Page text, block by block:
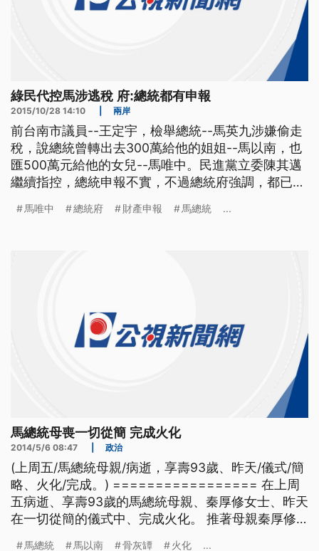
綠民代控馬涉逃稅 府:總統都有申報
2015/10/28 14:10 兩岸
前台南市議員--王定宇，檢舉總統--馬英九涉嫌偷走
稅，說總統曾轉出去300萬給他的姐姐--馬以南，也
匯500萬元給他的女兒--馬唯中。民進黨立委陳其邁
繼續指控，總統申報不實，不過總統府強調，都已經
控馬總統逃漏稅的事情，總統府第一時間回應，有依
馬唯中 總統府 財產申報 馬總統 ...
馬總統母喪一切從簡 完成火化
2014/5/6 08:47 政治
(上周五/馬總統母親/病逝，享壽93歲、昨天/儀式/簡
略、火化/完成。) ================= 在上周
五病逝、享壽93歲的馬總統母親、秦厚修女士、昨天
在一切從簡的儀式中、完成火化。 推著母親秦厚修
馬總統 馬以南 骨灰罈 火化 ...